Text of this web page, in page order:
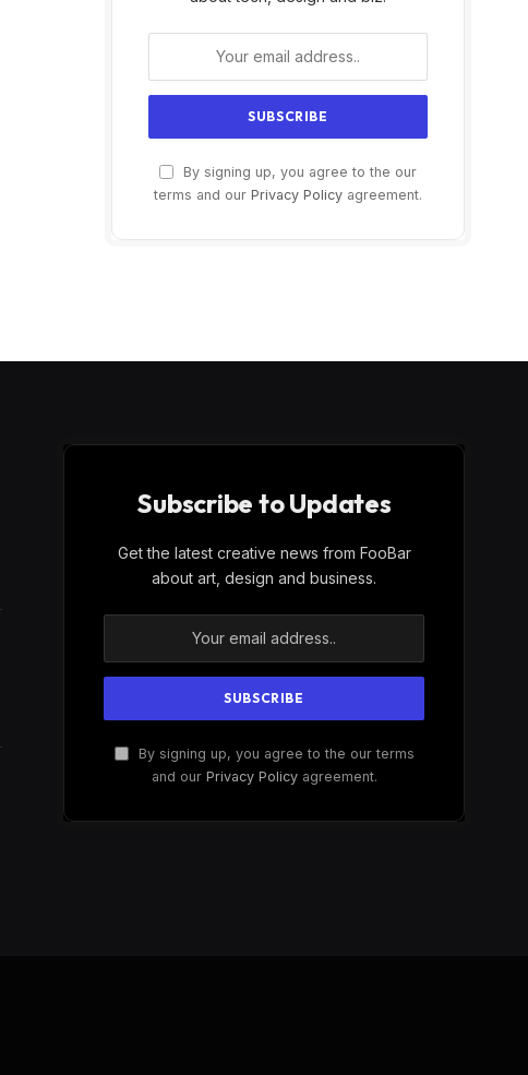
By signing up, you agree to the our
terms and our Privacy Policy agreement.
Subscribe to Updates
Get the latest creative news from FooBar
about art, design and business.
By signing up, you agree to the our terms
and our Privacy Policyagreement.